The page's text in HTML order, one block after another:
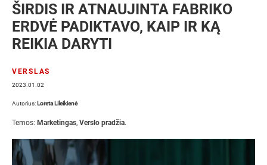
ŠIRDIS IR ATNAUJINTA FABRIKO
ERDVĖ PADIKTAVO, KAIP IR KĄ
REIKIA DARYTI
VERSLAS
2023.01.02
Autorius: Loreta Lileikienė
Temos: Marketingas, Verslo pradžia.